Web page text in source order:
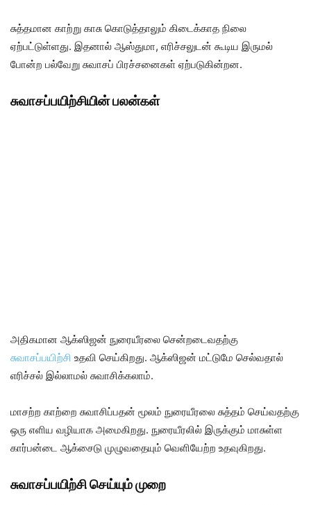
சுத்தமான காற்று காசு கொடுத்தாலும் கிடைக்காத நிலை
ஏற்பட்டுள்ளது. இதனால் ஆஸ்துமா, எரிச்சலுடன் கூடிய இருமல்
போன்ற பல்வேறு சுவாசப் பிரச்சனைகள் ஏற்படுகின்றன.
சுவாசப்பயிற்சியின் பலன்கள்
அதிகமான ஆக்ஸிஜன் நுரையீரலை சென்றடைவதற்கு
சுவாசப்பயிற்சி உதவி செய்கிறது. ஆக்ஸிஜன் மட்டுமே செல்வதால்
எரிச்சல் இல்லாமல் சுவாசிக்கலாம்.
மாசற்ற காற்றை சுவாசிப்பதன் மூலம் நுரையீரலை சுத்தம் செய்வதற்கு
ஒரு எளிய வழியாக அமைகிறது. நுரையீரலில் இருக்கும் மாசுள்ள
கார்பன்டை ஆக்சைடு முழுவதையும் வெளியேற்ற உதவுகிறது.
சுவாசப்பயிற்சி செய்யும் முறை